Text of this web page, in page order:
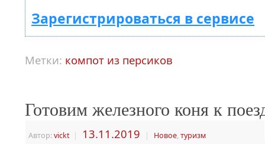
Зарегистрироваться в сервисе
Метки: компот из персиков
Готовим железного коня к
Автор:vickt | 13.11.2019 | Новое, туризм